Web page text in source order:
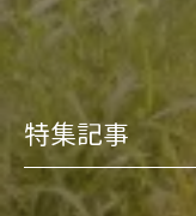
特集記事